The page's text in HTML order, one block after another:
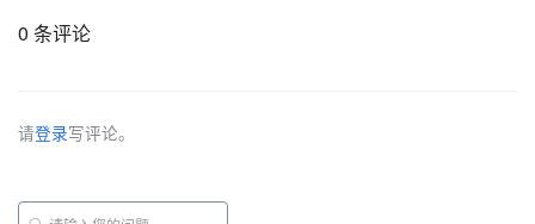
0 条评论
请登录写评论。